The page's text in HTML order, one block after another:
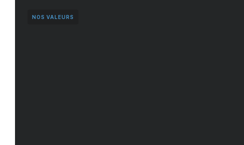
NOS VALEURS